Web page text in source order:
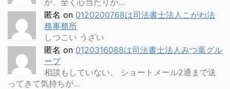
匿名 on 0120200768は司法書士法人こがわ法
務事務所
しつこい うざい
匿名 on 0120316088は司法書士法人みつ葉グル
ープ
相談もしていない。 ショートメール2通まで送
ってきて気持ちが…